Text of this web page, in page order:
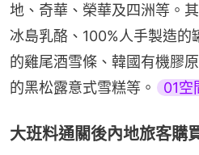
地、奇華、榮華及四洲等。
冰島乳酪、100%人手製造的
的雞尾酒雪條、韓國有機膠
的黑松露意式雪糕等。
01空
大班料通關後內地旅客購